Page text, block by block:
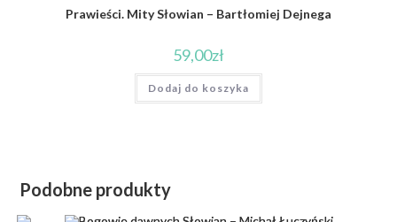
Prawieści. Mity Słowian – Bartłomiej Dejnega
59,00zł
Dodaj do koszyka
Podobne produkty